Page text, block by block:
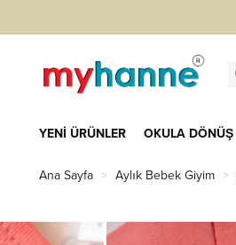
YENİ ÜRÜNLER
OKULA DÖNÜŞ
Ana Sayfa Aylık Bebek Giyim